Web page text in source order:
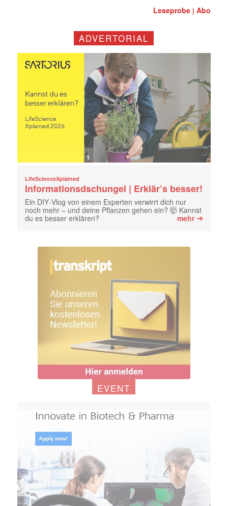
Leseprobe |Abo
ADVERTORIAL
LifeScienceXplained
Informationsdschungel | Erklär’s besser!
Ein DIY‑Vlog von einem Experten verwirrt dich nur
noch mehr – und deine Pflanzen gehen ein? 🤯 Kannst
du es besser erklären?
mehr➔
EVENT